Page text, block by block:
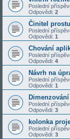
Poslední
Odpovědi: 2
Činitel
Poslední
Odpovědi: 1
Chování
Poslední
Odpovědi: 4
Návrh na
Poslední
Odpovědi: 1
Poslední
Odpovědi: 3
kolonka
Poslední
Odpovědi: 3